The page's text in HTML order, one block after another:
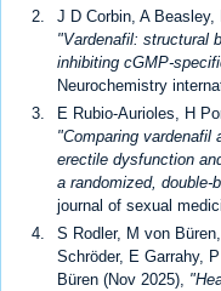
J D Corbin, A Beasley,
"Vardenafil: structural
inhibiting cGMP-
Neurochemistry
E Rubio-Aurioles, H
"Comparing vardenafil
erectile dysfunction
a randomized, double-
journal of sexual
S Rodler, M von
Schröder, E Garrahy,
Büren (Nov 2025),